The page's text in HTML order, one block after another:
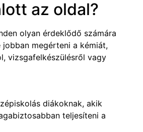
az oldal?
olyan érdeklődő számára
jobban megérteni a kémiát,
vizsgafelkészülésről vagy
diákoknak, akik
teljesíteni a